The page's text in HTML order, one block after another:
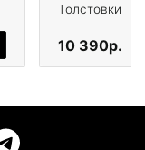
Толстовки
10 390р.